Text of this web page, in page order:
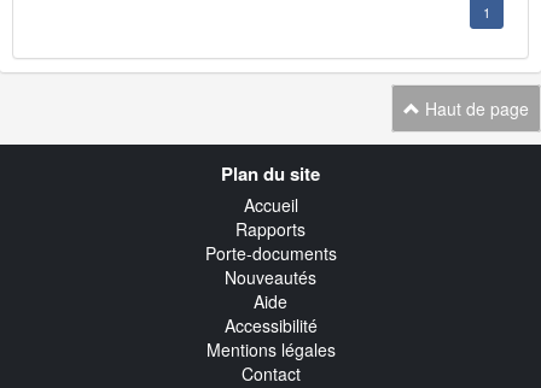
1
Haut de page
Plan du site
Accueil
Rapports
Porte-documents
Nouveautés
Aide
Accessibilité
Mentions légales
Contact